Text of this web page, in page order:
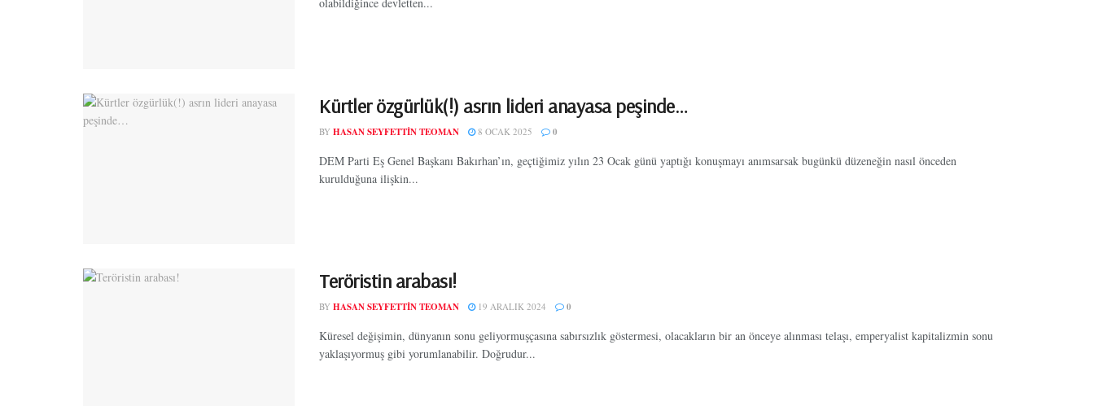
Kürtler özgürlük(!) asrın lideri anayasa peşinde…
BY HASAN SEYFETTIN TEOMAN 8 OCAK 2025 0
DEM Parti Eş Genel Başkanı Bakırhan’ın, geçtiğimiz yılın 23 Ocak günü yaptığı konuşmayı anımsarsak bugünkü düzeneğin nasıl önceden
kurulduğuna ilişkin...
Teröristin arabası!
BY HASAN SEYFETTIN TEOMAN 19 ARALIK 2024 0
Küresel değişimin, dünyanın sonu geliyormuşçasına sabırsızlık göstermesi, olacakların bir an önceye alınması telaşı, emperyalist kapitalizmin sonu
yaklaşıyormuş gibi yorumlanabilir. Doğrudur...